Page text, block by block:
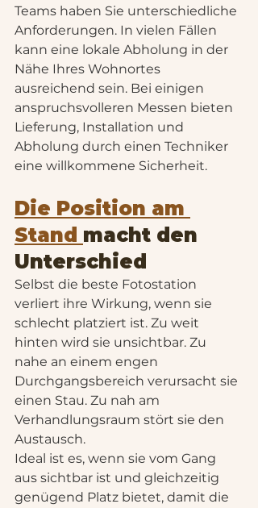
Teams haben Sie unterschiedliche
Anforderungen. In vielen Fällen
kann eine lokale Abholung in der
Nähe Ihres Wohnortes
ausreichend sein. Bei einigen
anspruchsvolleren Messen bieten
Lieferung, Installation und
Abholung durch einen Techniker
eine willkommene Sicherheit.
Die Position am
Stand macht den
Unterschied
Selbst die beste Fotostation
verliert ihre Wirkung, wenn sie
schlecht platziert ist. Zu weit
hinten wird sie unsichtbar. Zu
nahe an einem engen
Durchgangsbereich verursacht sie
einen Stau. Zu nah am
Verhandlungsraum stört sie den
Austausch.
Ideal ist es, wenn sie vom Gang
aus sichtbar ist und gleichzeitig
genügend Platz bietet, damit die